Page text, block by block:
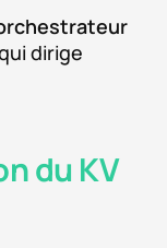
dirige
du KV